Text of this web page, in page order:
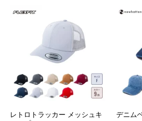
レトロトラッカー メッシュキ
デニム